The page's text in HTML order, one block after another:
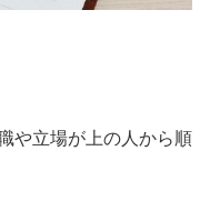
や立場が上の人から順